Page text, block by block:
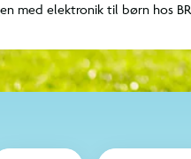
for de mange lege.